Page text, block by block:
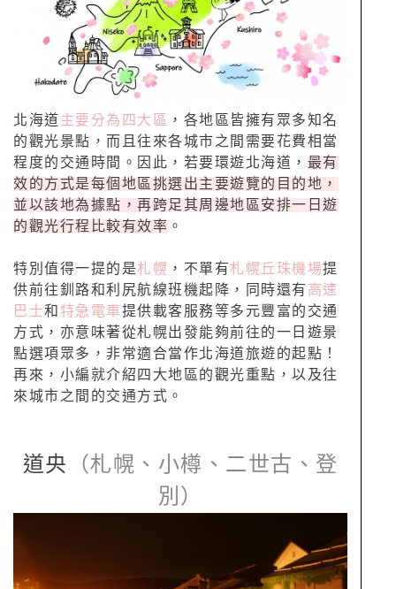
北海道 主要分為四大區 ，各地區皆擁有眾多知名
的觀光景點，而且往來各城市之間需要花費相當
程度的交通時間。因此，若要環遊北海道， 最有
效的方式是每個地區挑選出主要遊覽的目的地，
並以該地為據點，再跨足其周邊地區安排一日遊
的觀光行程比較有效率 。
特別值得一提的是札幌 ，不單有札幌丘珠機場提
供前往釧路和利尻航線班機起降，同時還有 高速
巴士和 特急電車提供載客服務等多元豐富的交通
方式，亦意味著從札幌出發能夠前往的一日遊景
點選項眾多，非常適合當作北海道旅遊的起點！
再來，小編就介紹四大地區的觀光重點，以及往
來城市之間的交通方式。
道央
（札幌、小樽、二世古、登
別）